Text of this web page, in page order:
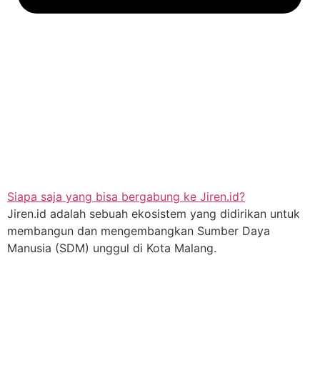
Siapa saja yang bisa bergabung ke Jiren.id?
Jiren.id adalah sebuah ekosistem yang didirikan untuk
membangun dan mengembangkan Sumber Daya
Manusia (SDM) unggul di Kota Malang.